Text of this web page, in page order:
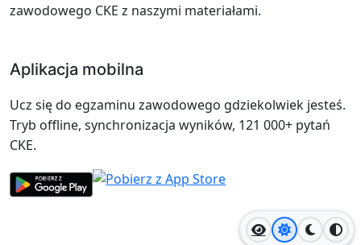
Jasny motyw
Ciemny
zawodowego CKE z naszymi materiałami.
Aplikacja mobilna
Ucz się do egzaminu zawodowego gdziekolwiek jesteś.
Tryb offline, synchronizacja wyników, 121 000+ pytań
CKE.